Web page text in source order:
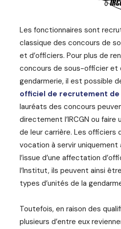
Les fonctionnaires sont
classique des concours de
et d’officiers. Pour plus de
concours de sous-officier et
gendarmerie, il est possible
officiel de recrutement de
lauréats des concours
directement l’IRCGN ou faire
de leur carrière. Les officiers
vocation à servir uniquement
l’issue d’une affectation
l’Institut, ils peuvent ainsi
types d’unités de la
Toutefois, en raison des
plusieurs d’entre eux